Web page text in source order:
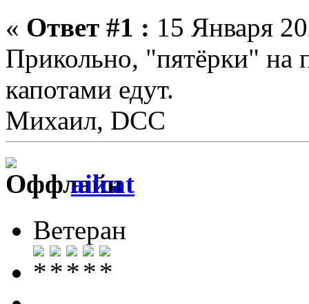
« Ответ #1 : 15 Января
Прикольно, "пятёрки" на
капотами едут.
Михаил, DCC
ailcat
Ветеран